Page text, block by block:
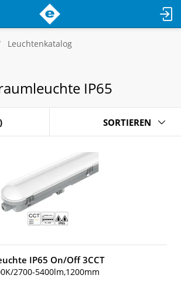
Leuchtenkatalog
IP65
SORTIEREN
IP65 On/Off 3CCT
2700-5400lm,1200mm